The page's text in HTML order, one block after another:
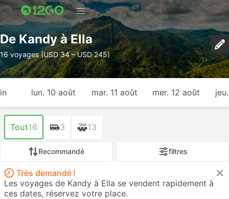
De Kandy à Ella
16 voyages (USD 34 – USD 245)
lun. 10 août mar. 11 août mer. 12 août
Tout16 3 13
Recommandé filtres
Très demandé !
Les voyages de Kandy à Ella se vendent rapidement à
ces dates, réservez votre place.